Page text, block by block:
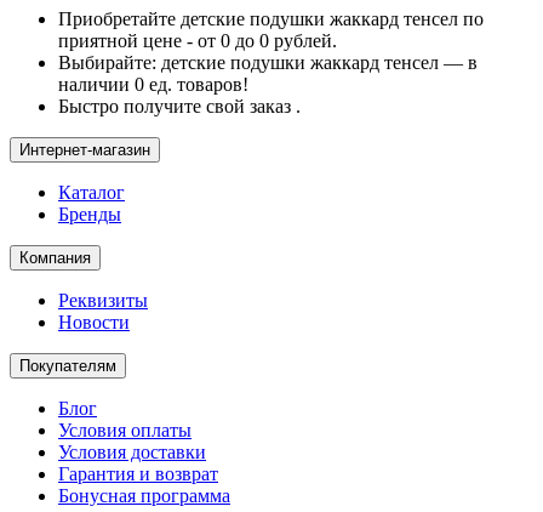
Приобретайте детские подушки жаккард тенсел по
приятной цене - от 0 до 0 рублей.
Выбирайте: детские подушки жаккард тенсел — в
наличии 0 ед. товаров!
Быстро получите свой заказ .
Интернет-магазин
Каталог
Бренды
Компания
Реквизиты
Новости
Покупателям
Блог
Условия оплаты
Условия доставки
Гарантия и возврат
Бонусная программа